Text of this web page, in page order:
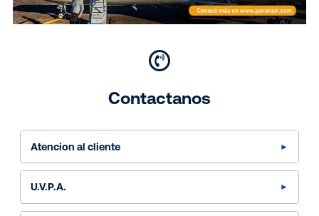
Contactanos
Atencion al cliente
U.V.P.A.